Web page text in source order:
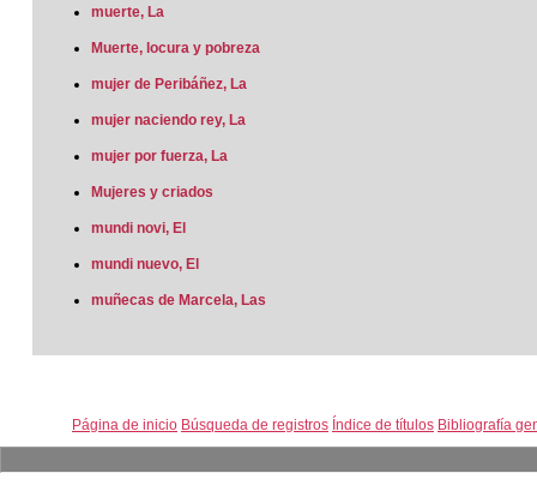
muerte, La
Muerte, locura y pobreza
mujer de Peribáñez, La
mujer naciendo rey, La
mujer por fuerza, La
Mujeres y criados
mundi novi, El
mundi nuevo, El
muñecas de Marcela, Las
Página de inicio Búsqueda de registros Índice de títulos Bibliografía